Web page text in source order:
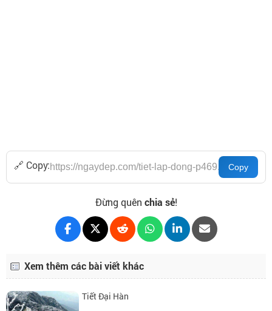
🔗 Copy:
Đừng quên chia sẻ!
Xem thêm các bài viết khác
Tiết Đại Hàn